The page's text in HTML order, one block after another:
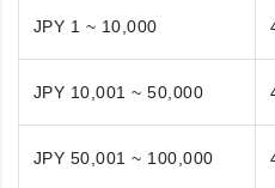
JPY 1 ~ 10,000
JPY 10,001 ~ 50,000
JPY 50,001 ~ 100,000